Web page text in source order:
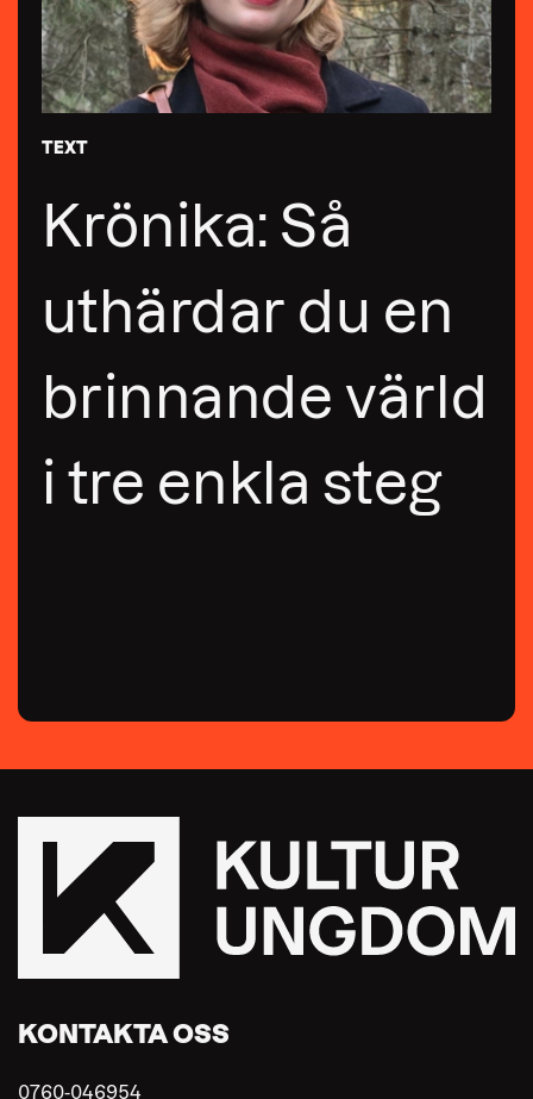
TEXT
Krönika: Så
uthärdar du en
brinnande värld
i tre enkla steg
KONTAKTA OSS
0760-046954